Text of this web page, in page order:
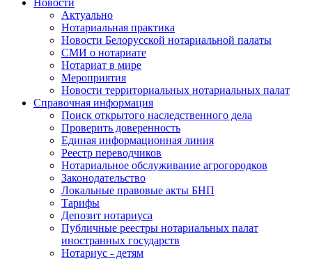
Новости
Актуально
Нотариальная практика
Новости Белорусской нотариальной палаты
СМИ о нотариате
Нотариат в мире
Мероприятия
Новости территориальных нотариальных палат
Справочная информация
Поиск открытого наследственного дела
Проверить доверенность
Единая информационная линия
Реестр переводчиков
Нотариальное обслуживание агрогородков
Законодательство
Локальные правовые акты БНП
Тарифы
Депозит нотариуса
Публичные реестры нотариальных палат
иностранных государств
Нотариус - детям